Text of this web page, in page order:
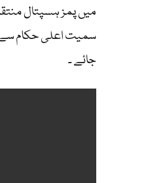
میں پمز ہسپتال
سمیت اعلی حکام سے
جائے ۔